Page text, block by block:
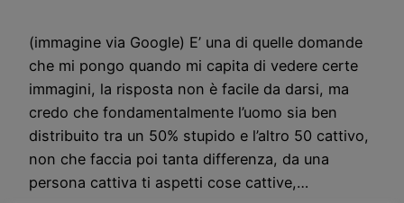
(immagine via Google) E’ una di quelle domande
che mi pongo quando mi capita di vedere certe
immagini, la risposta non è facile da darsi, ma
credo che fondamentalmente l’uomo sia ben
distribuito tra un 50% stupido e l’altro 50 cattivo,
non che faccia poi tanta differenza, da una
persona cattiva ti aspetti cose cattive,…